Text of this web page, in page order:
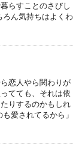
らすことのさびし
ろん気持ちはよくわ
恋人やら関わりが
てても、それは依
りするのかもしれ
愛されてるから」